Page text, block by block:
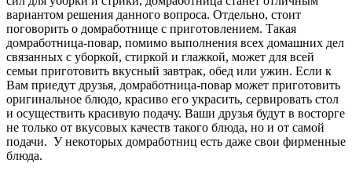
вариантом решения данного вопроса. Отдельно, стоит
поговорить о домработнице с приготовлением. Такая
домработница-повар, помимо выполнения всех домашних дел
связанных с уборкой, стиркой и глажкой, может для всей
семьи приготовить вкусный завтрак, обед или ужин. Если к
Вам приедут друзья, домработница-повар может приготовить
оригинальное блюдо, красиво его украсить, сервировать стол
и осуществить красивую подачу. Ваши друзья будут в восторге
не только от вкусовых качеств такого блюда, но и от самой
подачи. У некоторых домработниц есть даже свои фирменные
блюда.